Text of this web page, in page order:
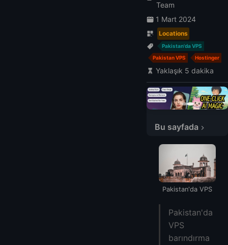
Team
1 Mart 2024
Locations
Pakistan'da VPS
Pakistan VPS
Hostinger
Yaklaşık 5 dakika
Bu sayfada
Pakistan'da VPS
Pakistan'da
VPS
barındırma